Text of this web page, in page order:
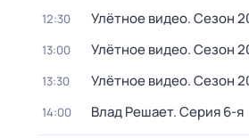
12:30 Улётное видео. Сезон
13:00 Улётное видео. Сезон
13:30 Улётное видео. Сезон
14:00 Влад Решает. Серия 6-я